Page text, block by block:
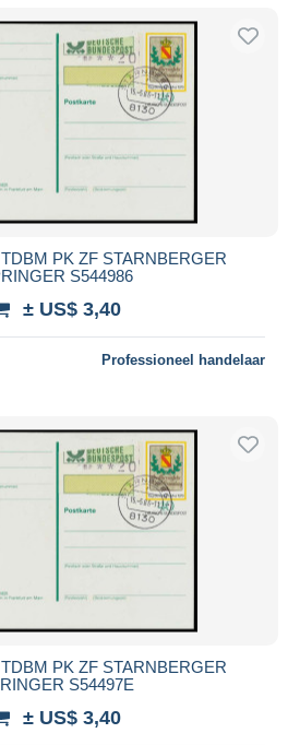
PK ZF STARNBERGER
S544986
± US$ 3,40
Professioneel handelaar
PK ZF STARNBERGER
S54497E
± US$ 3,40